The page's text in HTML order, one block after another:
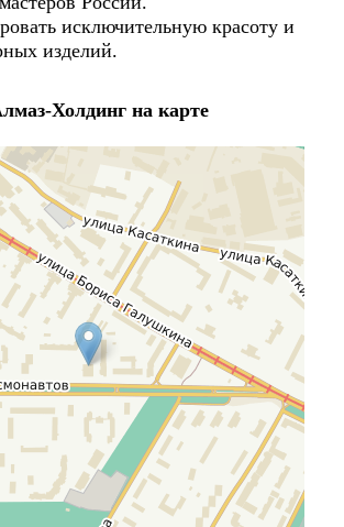
исключительную красоту и
изделий.
Холдинг на карте